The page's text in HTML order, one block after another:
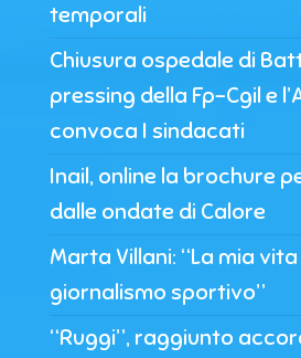
temporali
Chiusura ospedale di
pressing della Fp-Cgil e
convoca I sindacati
Inail, online la brochure
dalle ondate di Calore
Marta Villani: “La mia
giornalismo sportivo”
“Ruggi”, raggiunto